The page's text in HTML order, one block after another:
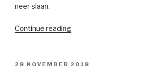
neer slaan.
Continue reading“Bombycilla
POSTED
28 NOVEMBER 2018